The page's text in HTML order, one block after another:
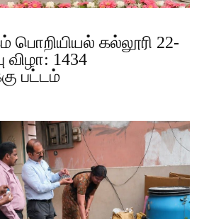
கல்லூரி 22-
விழா: 1434
பட்டம்